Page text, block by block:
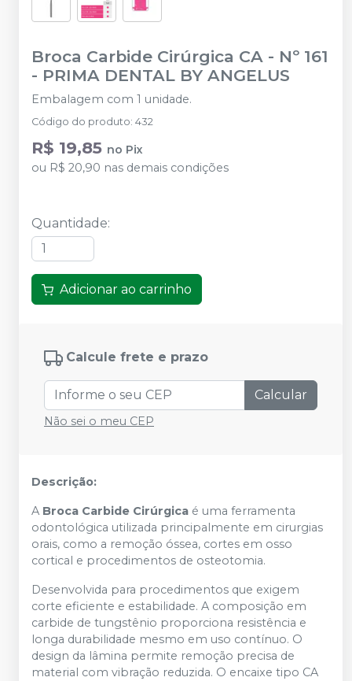
Broca Carbide Cirúrgica CA - Nº 161
- PRIMA DENTAL BY ANGELUS
Embalagem com 1 unidade.
Código do produto: 432
R$ 19,85 no Pix
ou R$ 20,90 nas demais condições
Quantidade:
Adicionar ao carrinho
Calcule frete e prazo
Calcular
Não sei o meu CEP
Descrição:
A Broca Carbide Cirúrgica é uma ferramenta
odontológica utilizada principalmente em cirurgias
orais, como a remoção óssea, cortes em osso
cortical e procedimentos de osteotomia.
Desenvolvida para procedimentos que exigem
corte eficiente e estabilidade. A composição em
carbide de tungstênio proporciona resistência e
longa durabilidade mesmo em uso contínuo. O
design da lâmina permite remoção precisa de
material com vibração reduzida. O encaixe tipo CA